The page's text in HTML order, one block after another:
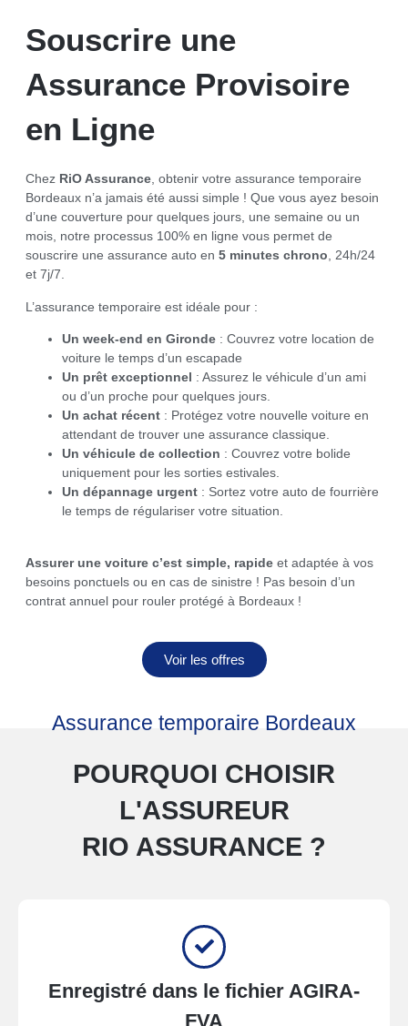
Souscrire une
Assurance Provisoire
en Ligne
Chez RiO Assurance, obtenir votre assurance temporaire
Bordeaux n’a jamais été aussi simple ! Que vous ayez besoin
d’une couverture pour quelques jours, une semaine ou un
mois, notre processus 100% en ligne vous permet de
souscrire une assurance auto en 5 minutes chrono, 24h/24
et 7j/7.
L’assurance temporaire est idéale pour :
Un week-end en Gironde : Couvrez votre location de
voiture le temps d’un escapade
Un prêt exceptionnel : Assurez le véhicule d’un ami
ou d’un proche pour quelques jours.
Un achat récent : Protégez votre nouvelle voiture en
attendant de trouver une assurance classique.
Un véhicule de collection : Couvrez votre bolide
uniquement pour les sorties estivales.
Un dépannage urgent : Sortez votre auto de fourrière
le temps de régulariser votre situation.
Assurer une voiture c’est simple, rapide et adaptée à vos
besoins ponctuels ou en cas de sinistre ! Pas besoin d’un
contrat annuel pour rouler protégé à Bordeaux !
Voir les offres
Assurance temporaire Bordeaux
POURQUOI CHOISIR
L'ASSUREUR
RIO ASSURANCE ?
Enregistré dans le fichier AGIRA-
FVA